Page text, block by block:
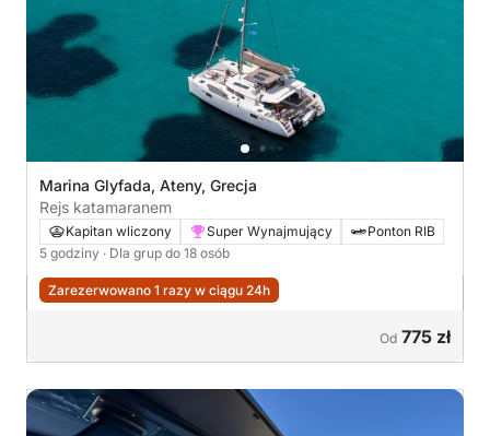
Marina Glyfada, Ateny, Grecja
Rejs katamaranem
Kapitan wliczony Super Wynajmujący
Ponton RIB
5 godziny · Dla grup do 18 osób
Zarezerwowano 1 razy w ciągu 24h
Od 775 zł